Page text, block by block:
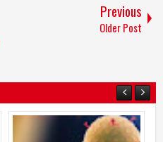
Previous
Older Post